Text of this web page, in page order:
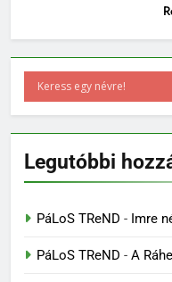
Legutóbbi
PáLoS TReND - Imre
PáLoS TReND - A